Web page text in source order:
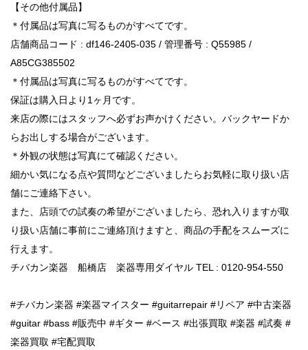
【その他付属品】
＊付属品は写真に写るものがすべてです。
店舗商品コード : df146-2405-035 / 管理番号 : Q55985 /
A85CG385502
＊付属品は写真に写るものがすべてです。
保証は購入日より1ヶ月です。
来店の際にはスタッフへ必ずお声かけください。バックヤードか
らお出しする場合がございます。
＊外観の状態は写真にて確認ください。
細かい気になる点や質問などございましたらお気軽に取り扱い店
舗にご連絡下さい。
また、店頭での試奏の希望がございましたら、恐れ入りますが取
り扱い店舗に事前にご連絡頂けますと、商品の手配をスムーズに
行えます。
チバカン楽器 船橋店 楽器専用ダイヤル TEL : 0120-954-550
#チバカン楽器 #楽器マイスター #guitarrepair #リペア #中古楽器
#guitar #bass #販売中 #ギター #ベース #出張買取 #楽器 #試奏 #
楽器買取 #宅配買取